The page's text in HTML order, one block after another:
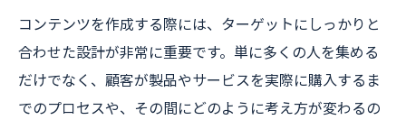
コンテンツを作成する際には、ターゲットにしっかりと
合わせた設計が非常に重要です。単に多くの人を集める
だけでなく、顧客が製品やサービスを実際に購入するま
でのプロセスや、その間にどのように考え方が変わるの